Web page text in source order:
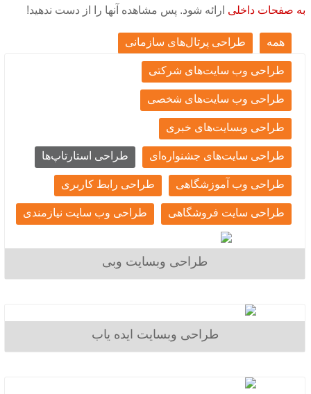
به صفحات داخلی ارائه شود. پس مشاهده آنها را از دست ندهید!
همه طراحی پرتال‌های سازمانی
طراحی وب سایت‌های شرکتی
طراحی وب سایت‌های شخصی
طراحی وبسایت‌های خبری
طراحی سایت‌های جشنواره‌ای طراحی استارتاپ‌ها
طراحی وب آموزشگاهی طراحی رابط کاربری
طراحی سایت فروشگاهی طراحی وب سایت نیازمندی
طراحی وبسایت وبی
طراحی وبسایت ایده یاب